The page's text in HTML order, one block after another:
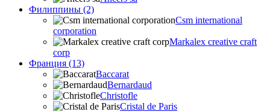
Филиппины (2)
Csm international
corporation
Markalex creative craft
corp
Франция (13)
Baccarat
Bernardaud
Christofle
Cristal de Paris